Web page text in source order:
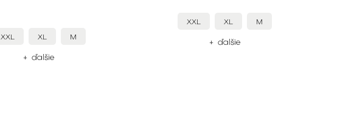
XXL XL M
+ ďalšie
XXL XL M
+ ďalšie